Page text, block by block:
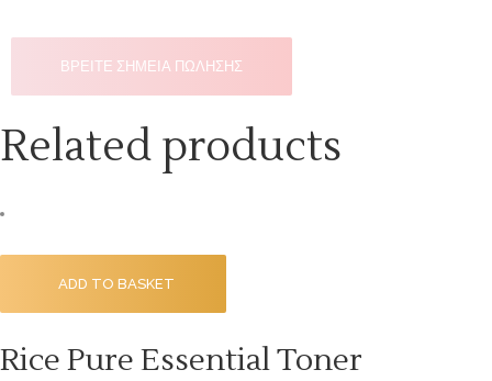
ΒΡΕΙΤΕ ΣΗΜΕΙΑ ΠΩΛΗΣΗΣ
Related products
ADD TO BASKET
Rice Pure Essential Toner